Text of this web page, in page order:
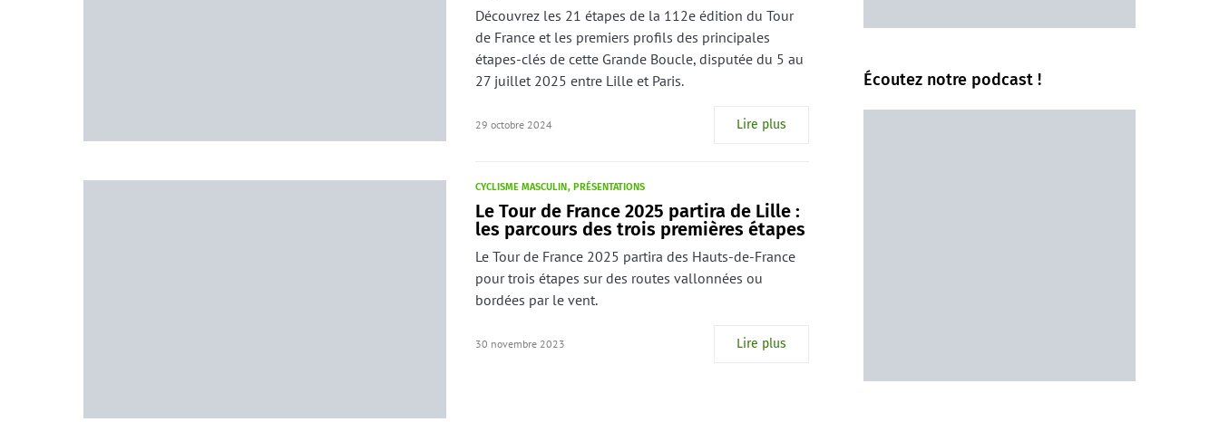
Découvrez les 21 étapes de la 112e édition du Tour
de France et les premiers profils des principales
étapes-clés de cette Grande Boucle, disputée du 5 au
27 juillet 2025 entre Lille et Paris.
29 octobre 2024 Lire plus
CYCLISME MASCULIN PRÉSENTATIONS
Le Tour de France 2025 partira de Lille :
les parcours des trois premières étapes
Le Tour de France 2025 partira des Hauts-de-France
pour trois étapes sur des routes vallonnées ou
bordées par le vent.
30 novembre 2023 Lire plus
Écoutez notre podcast !